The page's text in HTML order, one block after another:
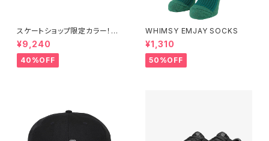
スケートショップ限定カラー！NI
KE SB DUNK LOW PRO ISO
BURGUNDY CRUSH
¥9,240
40%OFF
WHIMSY EMJAY SOCKS
¥1,310
50%OFF